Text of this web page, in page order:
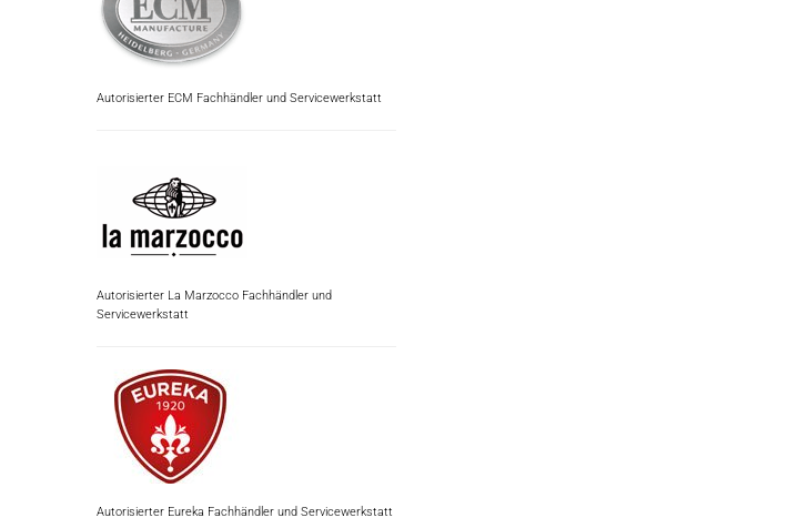
Autorisierter ECM Fachhändler und Servicewerkstatt
Autorisierter La Marzocco Fachhändler und
Servicewerkstatt
Autorisierter Eureka Fachhändler und Servicewerkstatt